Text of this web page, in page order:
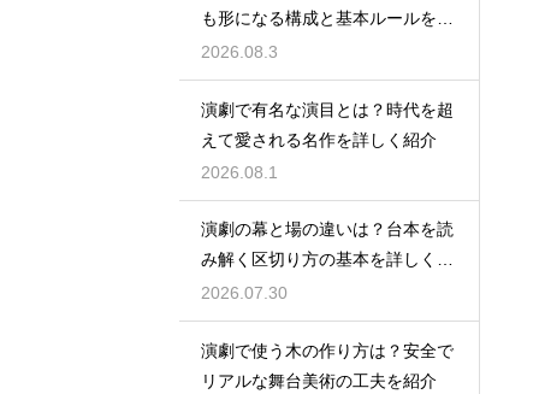
も形になる構成と基本ルールを解
説
2026.08.3
演劇で有名な演目とは？時代を超
えて愛される名作を詳しく紹介
2026.08.1
演劇の幕と場の違いは？台本を読
み解く区切り方の基本を詳しく解
説
2026.07.30
演劇で使う木の作り方は？安全で
リアルな舞台美術の工夫を紹介